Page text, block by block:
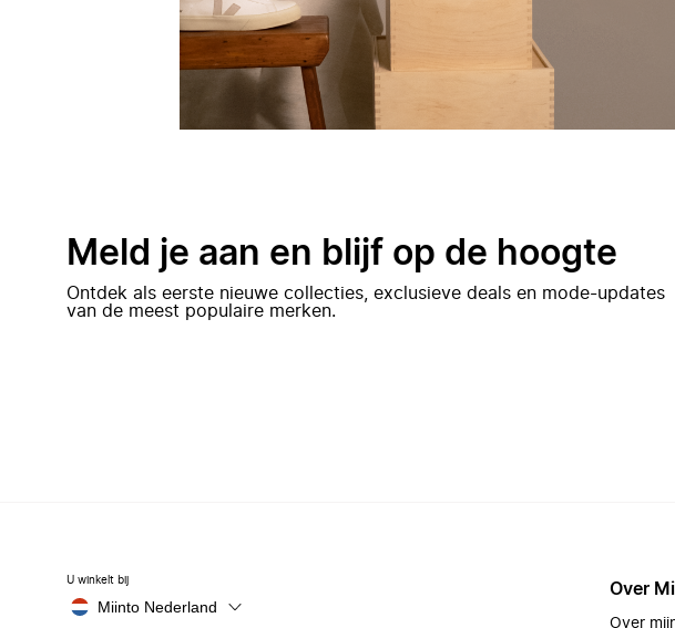
Meld je aan en blijf op de hoogte
Ontdek als eerste nieuwe collecties, exclusieve deals en mode-updates
van de meest populaire merken.
U winkelt bij
Miinto Nederland
Over
Over